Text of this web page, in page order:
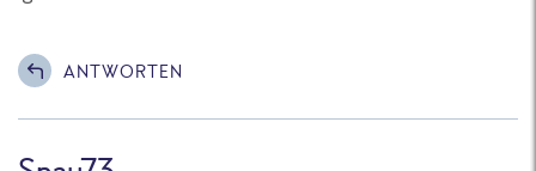
ANTWORTEN